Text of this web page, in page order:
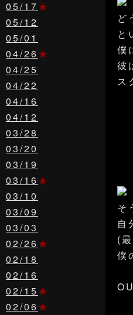
05/17★
05/12
05/01
04/26★
04/25
04/22
04/16
04/12
03/28
03/20
03/19
03/16★
03/10
03/09
03/03
02/26★
02/18
02/16
02/15★
02/06★
ど
と
僕
彼
ス
そ
自
(
僕